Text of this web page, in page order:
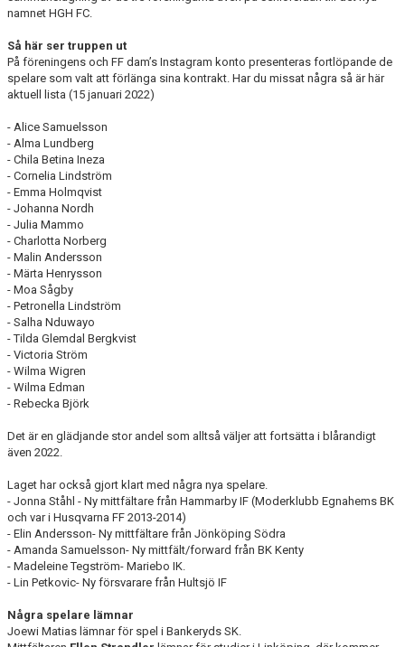
namnet HGH FC.
Så här ser truppen ut
På föreningens och FF dam’s Instagram konto presenteras fortlöpande de
spelare som valt att förlänga sina kontrakt. Har du missat några så är här
aktuell lista (15 januari 2022)
- Alice Samuelsson
- Alma Lundberg
- Chila Betina Ineza
- Cornelia Lindström
- Emma Holmqvist
- Johanna Nordh
- Julia Mammo
- Charlotta Norberg
- Malin Andersson
- Märta Henrysson
- Moa Sågby
- Petronella Lindström
- Salha Nduwayo
- Tilda Glemdal Bergkvist
- Victoria Ström
- Wilma Wigren
- Wilma Edman
- Rebecka Björk
Det är en glädjande stor andel som alltså väljer att fortsätta i blårandigt
även 2022.
Laget har också gjort klart med några nya spelare.
- Jonna Ståhl - Ny mittfältare från Hammarby IF (Moderklubb Egnahems BK
och var i Husqvarna FF 2013-2014)
- Elin Andersson- Ny mittfältare från Jönköping Södra
- Amanda Samuelsson- Ny mittfält/forward från BK Kenty
- Madeleine Tegström- Mariebo IK.
- Lin Petkovic- Ny försvarare från Hultsjö IF
Några spelare lämnar
Joewi Matias lämnar för spel i Bankeryds SK.